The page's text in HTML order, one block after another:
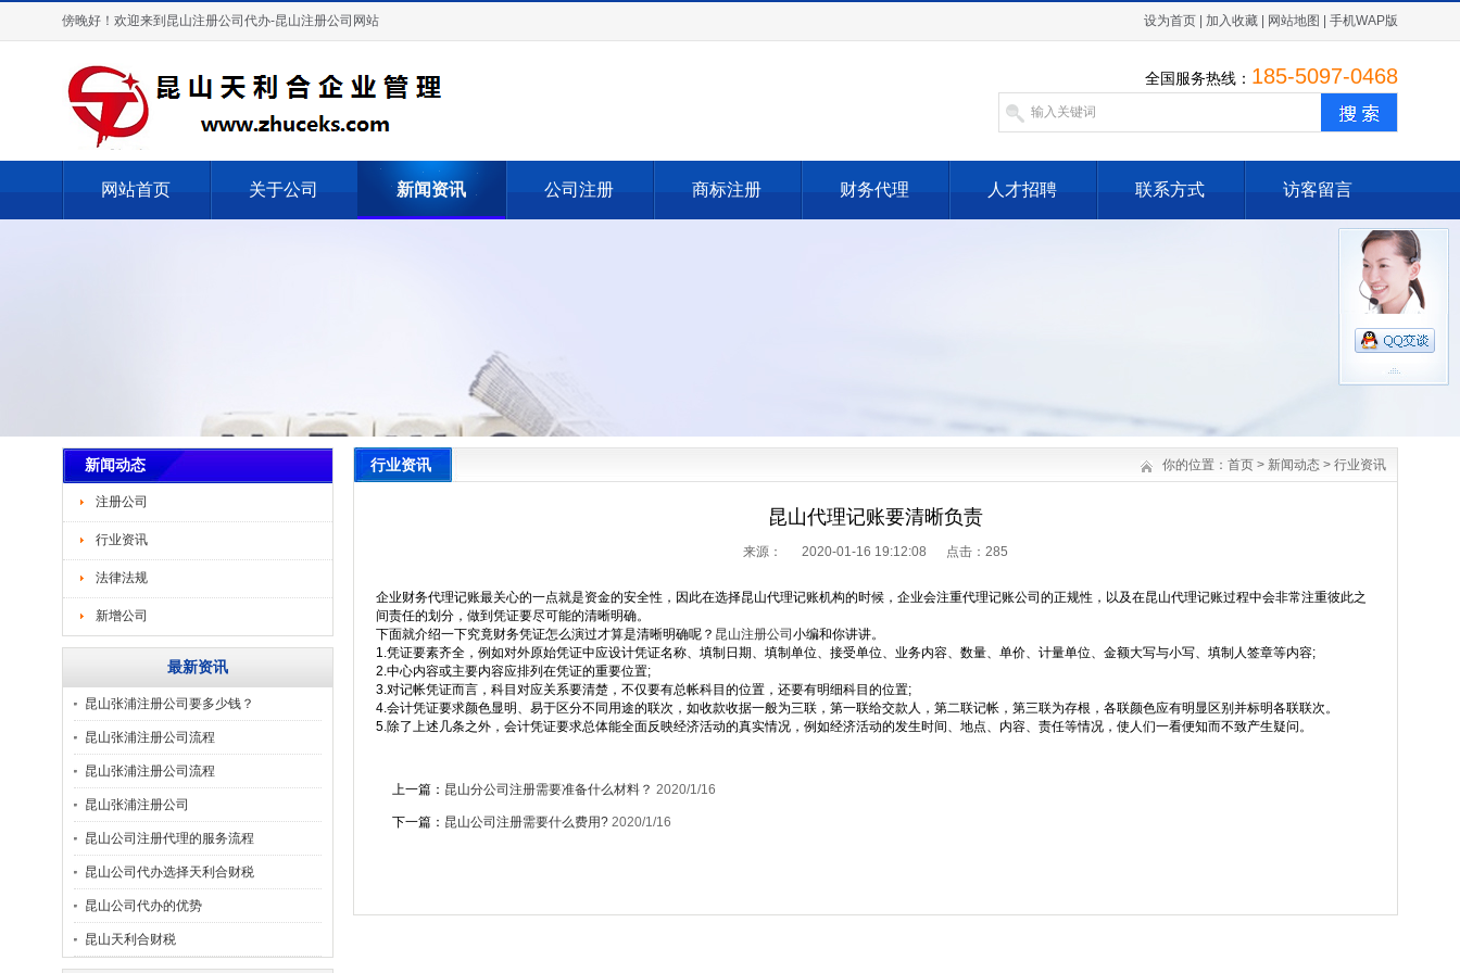
傍晚好！欢迎来到昆山注册公司代办-昆山注册公司网站 设为首页 加入收藏 网站地图 手机WAP版
全国服务热线： 185-5097-0468
网站首页 关于公司 新闻资讯 公司注册 商标注册 财务代理 人才招聘 联系方式 访客留言
新闻动态
注册公司
行业资讯
法律法规
新增公司
最新资讯
昆山张浦注册公司要多少钱？
昆山张浦注册公司流程
昆山张浦注册公司流程
昆山张浦注册公司
昆山公司注册代理的服务流程
昆山公司代办选择天利合财税
昆山公司代办的优势
昆山天利合财税
行业资讯 你的位置： 首页 > 新闻动态 > 行业资讯
昆山代理记账要清晰负责
来源： 2020-01-16 19:12:08 点击： 285
企业财务代理记账最关心的一点就是资金的安全性，因此在选择昆山代理记账机构的时候，企业会注重代理记账公司的正规性，以及在昆山代理记账过程中会非常注重彼此之
间责任的划分，做到凭证要尽可能的清晰明确。
下面就介绍一下究竟财务凭证怎么演过才算是清晰明确呢？ 昆山注册公司 小编和你讲讲。
1.凭证要素齐全，例如对外原始凭证中应设计凭证名称、填制日期、填制单位、接受单位、业务内容、数量、单价、计量单位、金额大写与小写、填制人签章等内容;
2.中心内容或主要内容应排列在凭证的重要位置;
3.对记帐凭证而言，科目对应关系要清楚，不仅要有总帐科目的位置，还要有明细科目的位置;
4.会计凭证要求颜色显明、易于区分不同用途的联次，如收款收据一般为三联，第一联给交款人，第二联记帐，第三联为存根，各联颜色应有明显区别并标明各联联次。
5.除了上述几条之外，会计凭证要求总体能全面反映经济活动的真实情况，例如经济活动的发生时间、地点、内容、责任等情况，使人们一看便知而不致产生疑问。
上一篇： 昆山分公司注册需要准备什么材料？ 2020/1/16
下一篇： 昆山公司注册需要什么费用? 2020/1/16